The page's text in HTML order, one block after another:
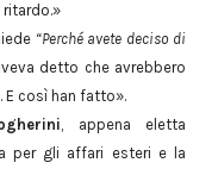
ritardo.»
“Perché avete deciso di
detto che avrebbero
E così han fatto».
, appena eletta
per gli affari esteri e la